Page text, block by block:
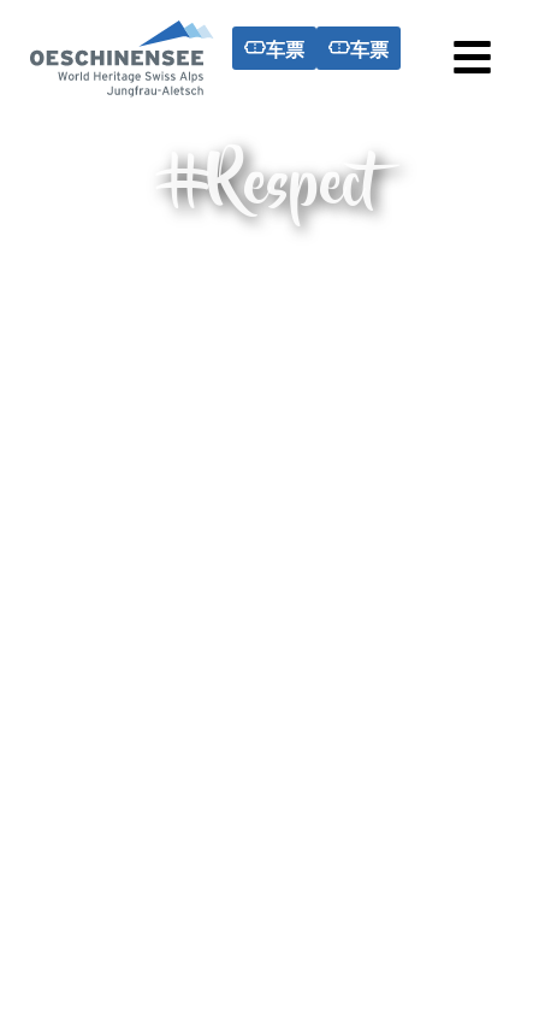
车票 车票
#Respect